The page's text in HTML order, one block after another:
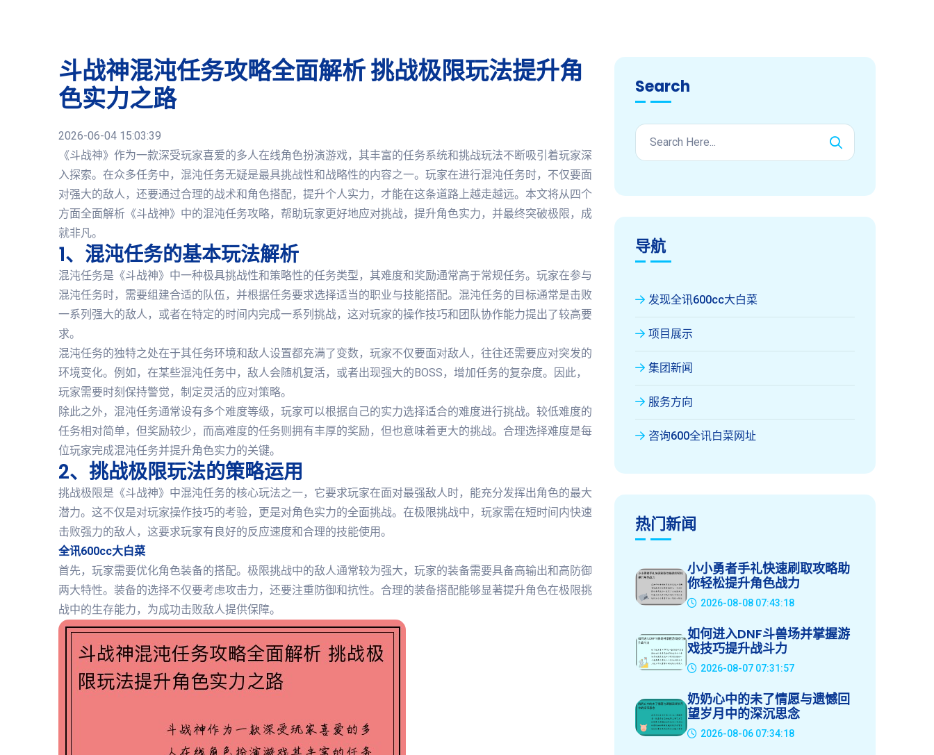
斗战神混沌任务攻略全面解析 挑战极限玩法提升角
色实力之路
2026-06-04 15:03:39
《斗战神》作为一款深受玩家喜爱的多人在线角色扮演游戏，其丰富的任务系统和挑战玩法不断吸引着玩家深
入探索。在众多任务中，混沌任务无疑是最具挑战性和战略性的内容之一。玩家在进行混沌任务时，不仅要面
对强大的敌人，还要通过合理的战术和角色搭配，提升个人实力，才能在这条道路上越走越远。本文将从四个
方面全面解析《斗战神》中的混沌任务攻略，帮助玩家更好地应对挑战，提升角色实力，并最终突破极限，成
就非凡。
1、混沌任务的基本玩法解析
混沌任务是《斗战神》中一种极具挑战性和策略性的任务类型，其难度和奖励通常高于常规任务。玩家在参与
混沌任务时，需要组建合适的队伍，并根据任务要求选择适当的职业与技能搭配。混沌任务的目标通常是击败
一系列强大的敌人，或者在特定的时间内完成一系列挑战，这对玩家的操作技巧和团队协作能力提出了较高要
求。
混沌任务的独特之处在于其任务环境和敌人设置都充满了变数，玩家不仅要面对敌人，往往还需要应对突发的
环境变化。例如，在某些混沌任务中，敌人会随机复活，或者出现强大的BOSS，增加任务的复杂度。因此，
玩家需要时刻保持警觉，制定灵活的应对策略。
除此之外，混沌任务通常设有多个难度等级，玩家可以根据自己的实力选择适合的难度进行挑战。较低难度的
任务相对简单，但奖励较少，而高难度的任务则拥有丰厚的奖励，但也意味着更大的挑战。合理选择难度是每
位玩家完成混沌任务并提升角色实力的关键。
2、挑战极限玩法的策略运用
挑战极限是《斗战神》中混沌任务的核心玩法之一，它要求玩家在面对最强敌人时，能充分发挥出角色的最大
潜力。这不仅是对玩家操作技巧的考验，更是对角色实力的全面挑战。在极限挑战中，玩家需在短时间内快速
击败强力的敌人，这要求玩家有良好的反应速度和合理的技能使用。
全讯600cc大白菜
首先，玩家需要优化角色装备的搭配。极限挑战中的敌人通常较为强大，玩家的装备需要具备高输出和高防御
两大特性。装备的选择不仅要考虑攻击力，还要注重防御和抗性。合理的装备搭配能够显著提升角色在极限挑
战中的生存能力，为成功击败敌人提供保障。
Search
导航
发现全讯600cc大白菜
项目展示
集团新闻
服务方向
咨询600全讯白菜网址
热门新闻
小小勇者手礼快速刷取攻略助
你轻松提升角色战力
2026-08-08 07:43:18
如何进入DNF斗兽场并掌握游
戏技巧提升战斗力
2026-08-07 07:31:57
奶奶心中的未了情愿与遗憾回
望岁月中的深沉思念
2026-08-06 07:34:18